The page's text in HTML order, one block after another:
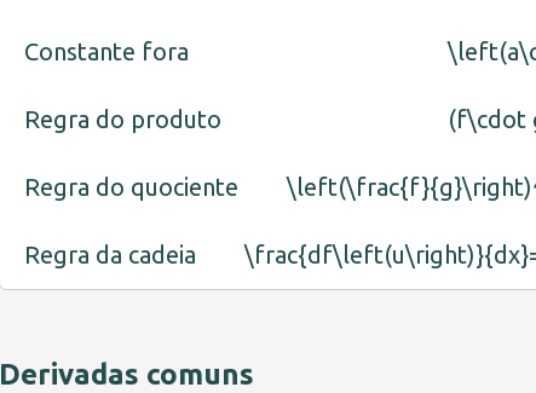
Constante fora
Regra do produto (f\cdot
Regra do quociente
Regra da cadeia
Derivadas comuns